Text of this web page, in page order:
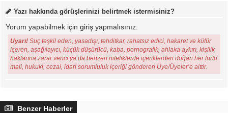
Yazı hakkında görüşlerinizi belirtmek istermisiniz?
Yorum yapabilmek için giriş yapmalısınız.
Uyarı! Suç teşkil eden, yasadışı, tehditkar, rahatsız edici, hakaret ve küfür
içeren, aşağılayıcı, küçük düşürücü, kaba, pornografik, ahlaka aykırı, kişilik
haklarına zarar verici ya da benzeri niteliklerde içeriklerden doğan her türlü
mali, hukuki, cezai, idari sorumluluk içeriği gönderen Üye/Üyeler’e aittir.
Benzer Haberler